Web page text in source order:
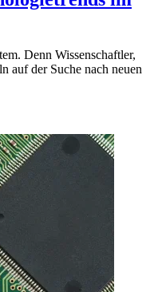
Denn Wissenschaftler,
auf der Suche nach neuen